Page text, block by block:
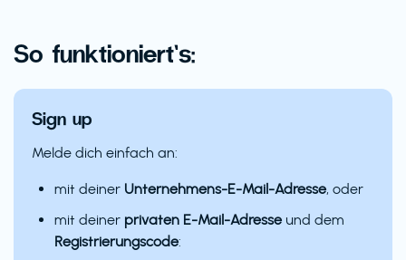
So funktioniert’s:
Sign up
Melde dich einfach an:
mit deiner Unternehmens-E-Mail-Adresse, oder
mit deiner privaten E-Mail-Adresse und dem
Registrierungscode: